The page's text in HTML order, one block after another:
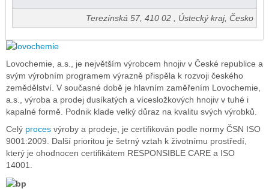
Terezínská 57 410 02 Ústecký kraj, Česko
Lovochemie, a.s., je největším výrobcem hnojiv v České republice a
svým výrobním programem výrazně přispěla k rozvoji českého
zemědělství. V současné době je hlavním zaměřením Lovochemie,
a.s., výroba a prodej dusíkatých a vícesložkových hnojiv v tuhé i
kapalné formě. Podnik klade velký důraz na kvalitu svých výrobků.
​Celý proces výroby a prodeje, je certifikován podle normy ČSN ISO
9001:2009. Další prioritou je šetrný vztah k životnímu prostředí,
který je ohodnocen certifikátem RESPONSIBLE CARE a ISO
14001.